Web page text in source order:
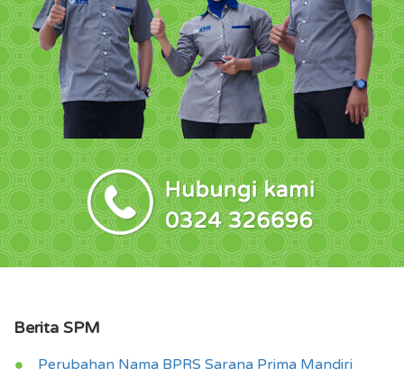
Berita SPM
Perubahan Nama BPRS Sarana Prima Mandiri